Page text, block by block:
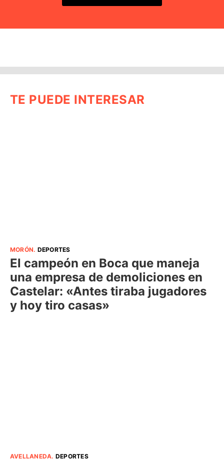
TE PUEDE INTERESAR
MORÓN. DEPORTES
El campeón en Boca que maneja
una empresa de demoliciones en
Castelar: «Antes tiraba jugadores
y hoy tiro casas»
AVELLANEDA. DEPORTES